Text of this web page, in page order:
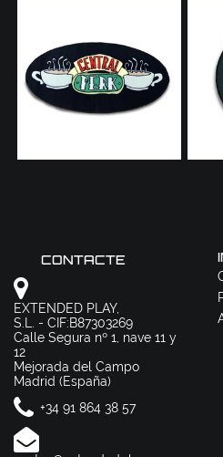
CONTACTE
EXTENDED PLAY,
S.L. - CIF:B87303269
Calle Segura nº 1, nave 11 y
12
Mejorada del Campo
Madrid (España)
+34 91 864 38 57